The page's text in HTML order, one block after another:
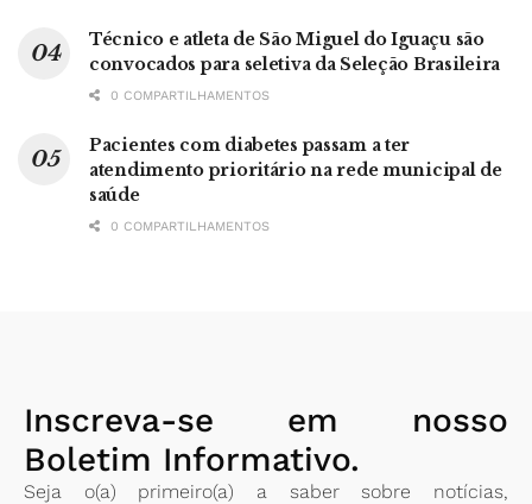
Técnico e atleta de São Miguel do Iguaçu são
convocados para seletiva da Seleção Brasileira
0 COMPARTILHAMENTOS
Pacientes com diabetes passam a ter
atendimento prioritário na rede municipal de
saúde
0 COMPARTILHAMENTOS
Inscreva-se em nosso
Boletim Informativo.
Seja o(a) primeiro(a) a saber sobre notícias,